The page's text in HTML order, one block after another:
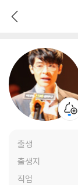
출생
출생지
직업